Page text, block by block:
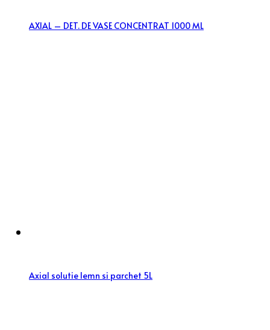
AXIAL – DET. DE VASE CONCENTRAT 1000 ML
Axial solutie lemn si parchet 5L